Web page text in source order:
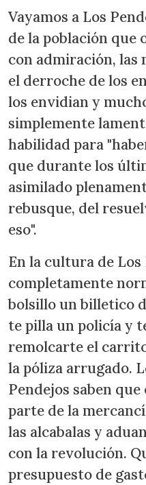
Vayamos a Los
de la población que
con admiración, las
el derroche de los
los envidian y
simplemente
habilidad para
que durante los
asimilado
rebusque, del
eso".
En la cultura de Los
completamente
bolsillo un billetico
te pilla un policía y
remolcarte el
la póliza arrugado.
Pendejos saben
parte de la
las alcabalas y
con la revolución.
presupuesto de